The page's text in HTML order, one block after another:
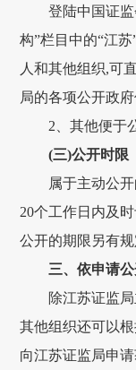
登陆中国证监
构”栏目中的“江
人和其他组织,可
局的各项公开政府
2、其他便于
(三)公开时限
属于主动公
20个工作日内及
公开的期限另有规
三、依申请
除江苏证监
其他组织还可以
向江苏证监局申